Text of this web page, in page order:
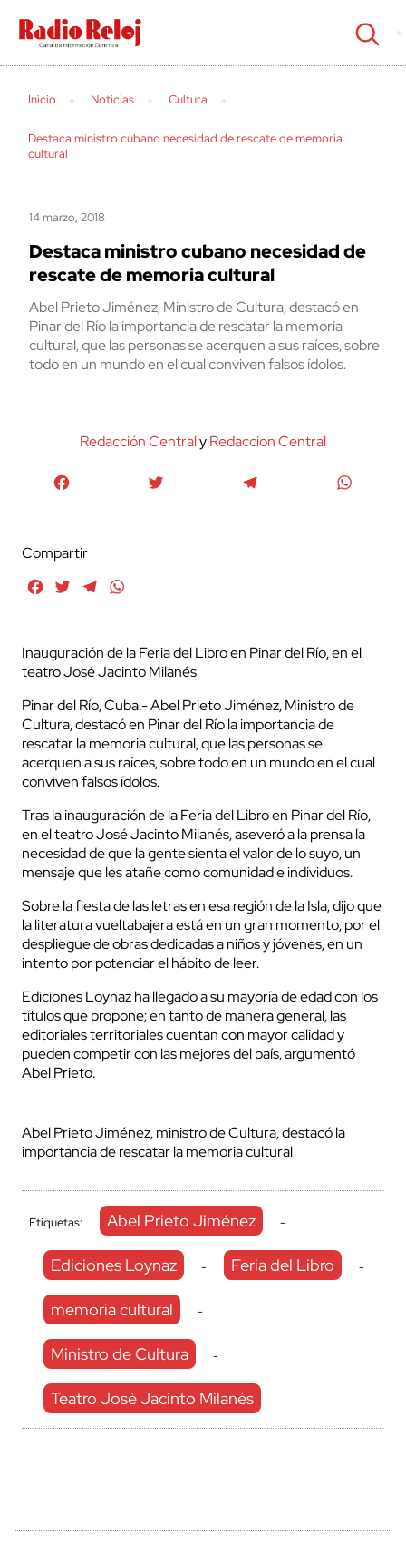
cerrar
Inicio Noticias Cultura
Destaca ministro cubano necesidad de rescate de memoria
cultural
14 marzo, 2018
Destaca ministro cubano necesidad de
rescate de memoria cultural
Abel Prieto Jiménez, Ministro de Cultura, destacó en
Pinar del Río la importancia de rescatar la memoria
cultural, que las personas se acerquen a sus raíces, sobre
todo en un mundo en el cual conviven falsos ídolos.
Redacción CentralyRedaccion Central
Compartir
FacebookTwitterTelegram
Inauguración de la Feria del Libro en Pinar del Río, en el
teatro José Jacinto Milanés
Pinar del Río, Cuba.- Abel Prieto Jiménez, Ministro de
Cultura, destacó en Pinar del Río la importancia de
rescatar la memoria cultural, que las personas se
acerquen a sus raíces, sobre todo en un mundo en el cual
conviven falsos ídolos.
Tras la inauguración de la Feria del Libro en Pinar del Río,
en el teatro José Jacinto Milanés, aseveró a la prensa la
necesidad de que la gente sienta el valor de lo suyo, un
mensaje que les atañe como comunidad e individuos.
Sobre la fiesta de las letras en esa región de la Isla, dijo que
la literatura vueltabajera está en un gran momento, por el
despliegue de obras dedicadas a niños y jóvenes, en un
intento por potenciar el hábito de leer.
Ediciones Loynaz ha llegado a su mayoría de edad con los
títulos que propone; en tanto de manera general, las
editoriales territoriales cuentan con mayor calidad y
pueden competir con las mejores del país, argumentó
Abel Prieto.
Abel Prieto Jiménez, ministro de Cultura, destacó la
importancia de rescatar la memoria cultural
Etiquetas: Abel Prieto Jiménez -
Ediciones Loynaz - Feria del Libro -
memoria cultural -
Ministro de Cultura -
Teatro José Jacinto Milanés